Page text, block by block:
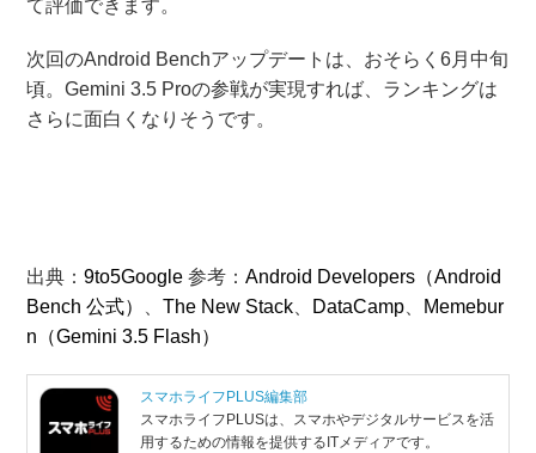
て評価できます。
次回のAndroid Benchアップデートは、おそらく6月中旬
頃。Gemini 3.5 Proの参戦が実現すれば、ランキングは
さらに面白くなりそうです。
出典：9to5Google 参考：Android Developers（Android
Bench 公式）
、The New Stack DataCamp
Memebur
n（Gemini 3.5 Flash）
スマホライフPLUS編集部
スマホライフPLUSは、スマホやデジタルサービスを活
用するための情報を提供するITメディアです。